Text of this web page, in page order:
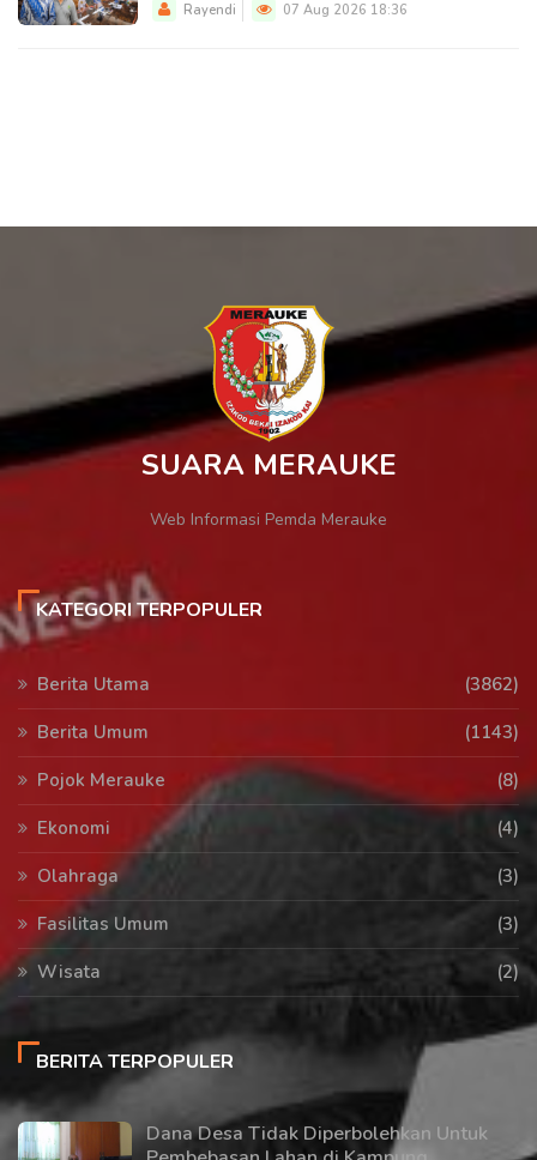
Rayendi 07 Aug 2026 18:36
SUARA MERAUKE
Web Informasi Pemda Merauke
KATEGORI TERPOPULER
Berita Utama
(3862)
Berita Umum
(1143)
Pojok Merauke
(8)
Ekonomi
(4)
Olahraga
(3)
Fasilitas Umum
(3)
Wisata
(2)
BERITA TERPOPULER
Dana Desa Tidak Diperbolehkan Untuk